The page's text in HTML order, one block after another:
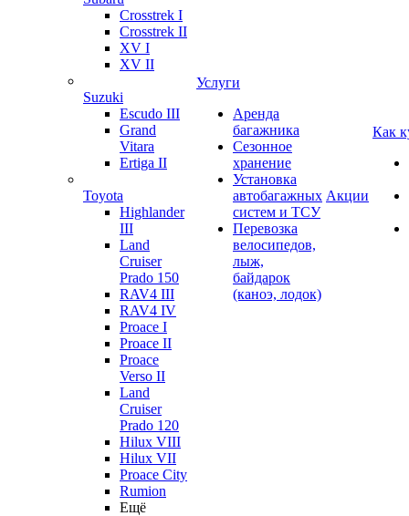
Crosstrek I
Crosstrek II
XV I
XV II
Suzuki
Escudo III
Grand
Vitara
Ertiga II
Toyota
Highlander
III
Land
Cruiser
Prado 150
RAV4 III
RAV4 IV
Proace I
Proace II
Proace
Verso II
Land
Cruiser
Prado 120
Hilux VIII
Hilux VII
Proace City
Rumion
Ещё
Услуги
Аренда
багажника
Сезонное
хранение
Установка
автобагажных
систем и ТСУ
Перевозка
велосипедов,
лыж,
байдарок
(каноэ, лодок)
Акции
Как